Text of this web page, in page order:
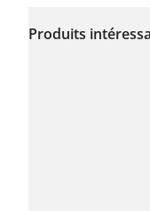
encore été
Produits